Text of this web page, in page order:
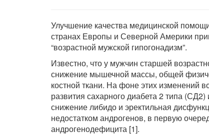
Улучшение качества медицинской
странах Европы и Северной Америки
“возрастной мужской гипогонадизм”.
Известно, что у мужчин старшей
снижение мышечной массы, общей
костной ткани. На фоне этих изменений
развития сахарного диабета 2 типа
снижение либидо и эректильная
недостатком андрогенов, в первую
андрогенодефицита [1].